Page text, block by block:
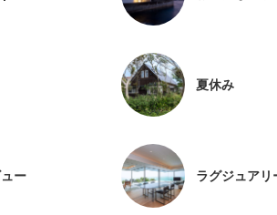
夏休み
ー ラグジュアリ